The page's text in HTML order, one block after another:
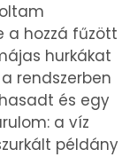
hozzá fűzött
hurkákat
rendszerben
és egy
a víz
példány